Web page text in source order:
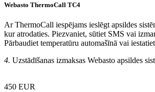
Webasto ThermoCall TC4
Ar ThermoCall iespējams ieslēgt apsildes
kur atrodaties. Piezvaniet, sūtiet SMS vai
Pārbaudiet temperatūru automašīnā vai
4. Uzstādīšanas izmaksas Webasto apsildes
450 EUR